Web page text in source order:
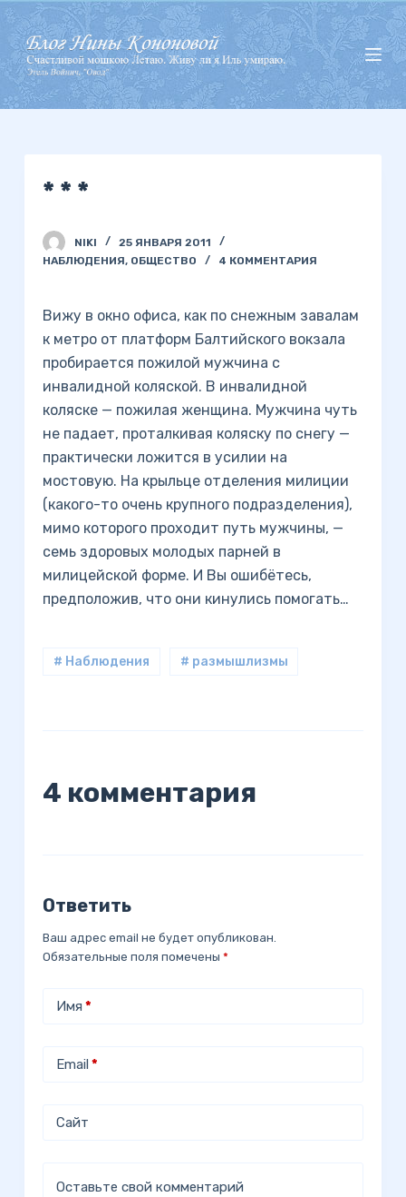
П
е
р
е
й
* * *
NIKI
25 ЯНВАРЯ 2011
НАБЛЮДЕНИЯ, ОБЩЕСТВО 4 КОММЕНТАРИЯ
Вижу в окно офиса, как по снежным завалам
к метро от платформ Балтийского вокзала
пробирается пожилой мужчина с
инвалидной коляской. В инвалидной
коляске — пожилая женщина. Мужчина чуть
не падает, проталкивая коляску по снегу —
практически ложится в усилии на
мостовую. На крыльце отделения милиции
(какого-то очень крупного подразделения),
мимо которого проходит путь мужчины, —
семь здоровых молодых парней в
милицейской форме. И Вы ошибётесь,
предположив, что они кинулись помогать…
# Наблюдения # размышлизмы
4 комментария
Ответить
Ваш адрес email не будет опубликован.
Обязательные поля помечены *
Имя *
Email *
Сайт
Оставьте свой комментарий